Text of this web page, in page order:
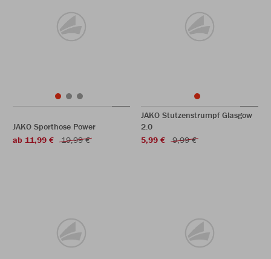
JAKO Sporthose Power
ab 11,99 €
19,99 €
JAKO Stutzenstrumpf Glasgow
2.0
5,99 €
9,99 €